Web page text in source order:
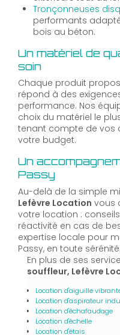
Tronçonneuses
performants
bois au béton.
Un matériel de
soin
Chaque produit
répond à des
performance. Nos
choix du matériel le
tenant compte de vos
votre budget.
Un
Passy
Au-delà de la simple
Lefèvre Location vous
votre location :
réactivité en cas de
expertise locale pour
Passy, en toute sérénité.
En plus de ses
souffleur, Lefèvre
Location d'aiguille
Location d'aspirateur
Location d'échafaudage
Location d'échelle
Location d'étais